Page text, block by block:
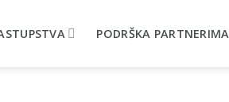
PODRŠKA PARTNERIMA